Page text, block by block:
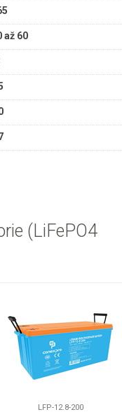
až 60
(LiFePO4
LFP-12.8-200